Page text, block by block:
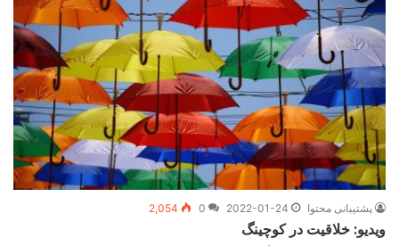
پشتیبانی محتوا 2022-01-24
0
2,054
ویدیو: خلاقیت در کوچینگ